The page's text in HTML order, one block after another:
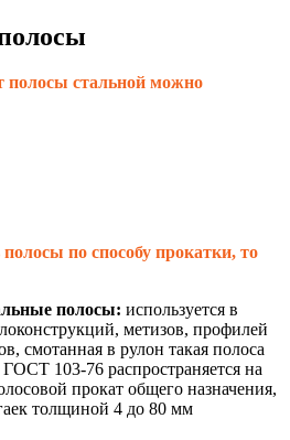
полосы стальной можно
по способу прокатки, то
полосы: используется в
метизов, профилей
смотанная в рулон такая полоса
103-76 распространяется на
прокат общего назначения,
толщиной 4 до 80 мм